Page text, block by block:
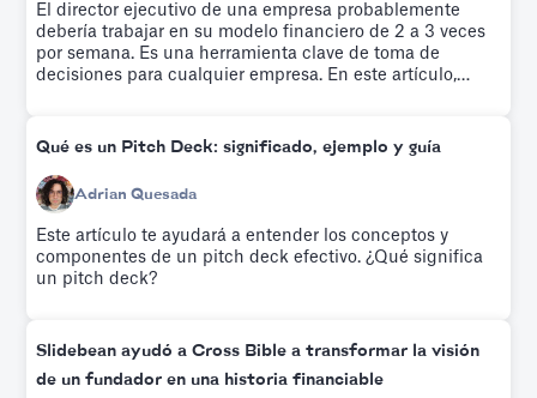
El director ejecutivo de una empresa probablemente
debería trabajar en su modelo financiero de 2 a 3 veces
por semana. Es una herramienta clave de toma de
decisiones para cualquier empresa. En este artículo,
rentabilidad.
Qué es un Pitch Deck: significado, ejemplo y guía
Adrian Quesada
Este artículo te ayudará a entender los conceptos y
componentes de un pitch deck efectivo. ¿Qué significa
un pitch deck?
Slidebean ayudó a Cross Bible a transformar la visión
de un fundador en una historia financiable